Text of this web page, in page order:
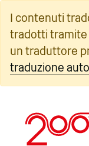
contenuto
I contenuti
tradotti tramite
un traduttore
traduzione